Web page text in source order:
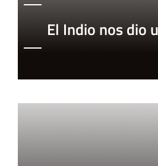
El Indio nos dio